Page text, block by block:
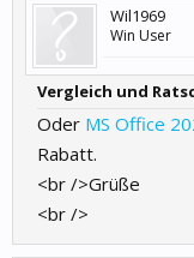
Wil1969
Win User
Vergleich und
Oder MS Office
Rabatt.
<br />Grüße
<br />